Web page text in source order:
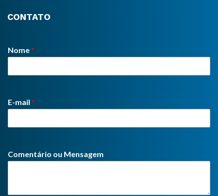
CONTATO
Nome*
E-mail *
Comentário ou Mensagem